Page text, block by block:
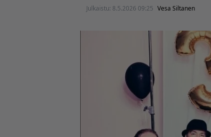
Julkaistu: 8.5.2026 09:25 Vesa Siltanen